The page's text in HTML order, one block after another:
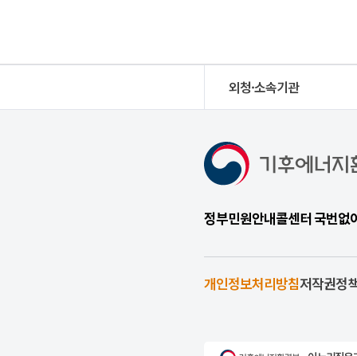
외청·소속기관
정부민원안내콜센터 국번
개인정보처리방침저작권정